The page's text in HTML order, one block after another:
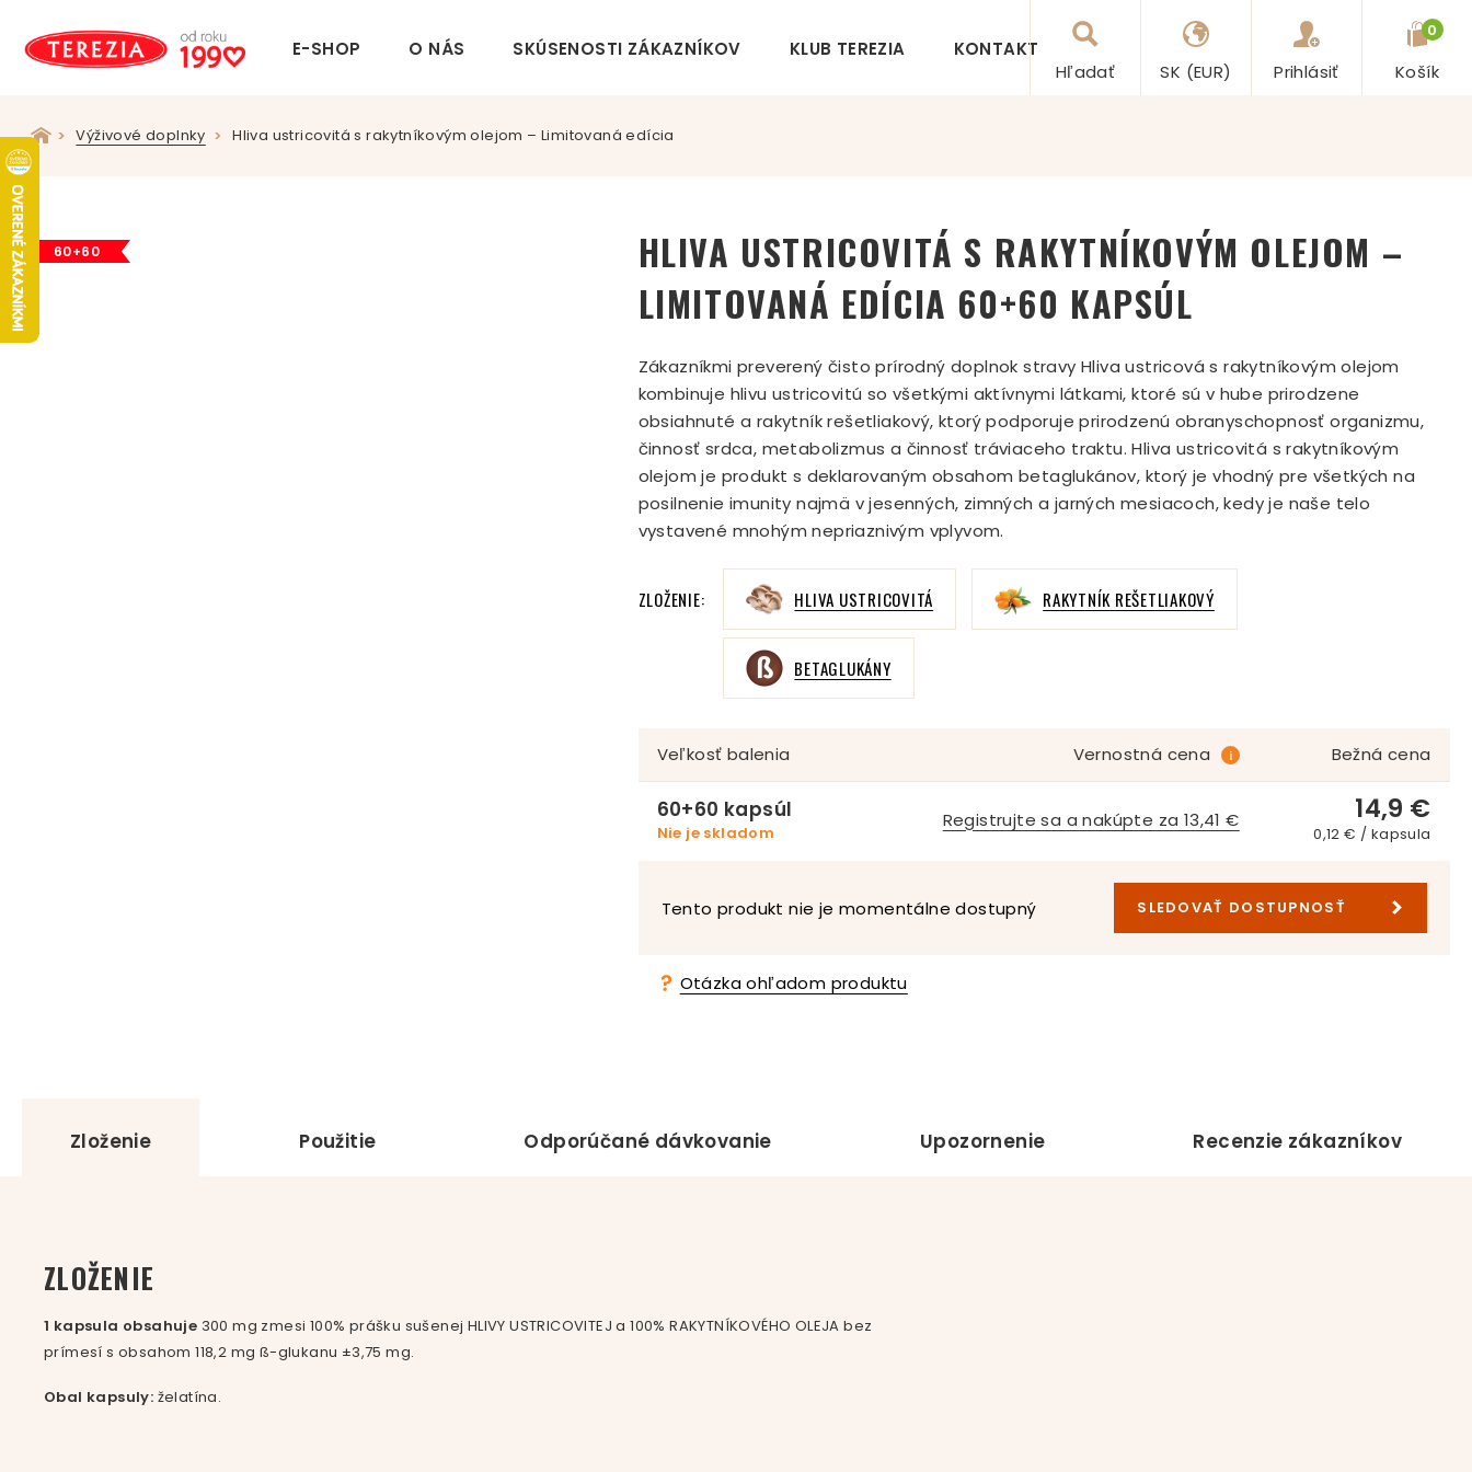
E-SHOP O NÁS SKÚSENOSTI ZÁKAZNÍKOV KLUB TEREZIA
KONTAKT
Hľadať
SK (EUR) Prihlásiť Košík
0
Výživové doplnky Hliva ustricovitá s rakytníkovým olejom – Limitovaná edícia
60+60
HLIVA USTRICOVITÁ S RAKYTNÍKOVÝM OLEJOM –
LIMITOVANÁ EDÍCIA 60+60 KAPSÚL
Zákazníkmi preverený čisto prírodný doplnok stravy Hliva ustricová s rakytníkovým olejom
kombinuje hlivu ustricovitú so všetkými aktívnymi látkami, ktoré sú v hube prirodzene
obsiahnuté a rakytník rešetliakový, ktorý podporuje prirodzenú obranyschopnosť organizmu,
činnosť srdca, metabolizmus a činnosť tráviaceho traktu. Hliva ustricovitá s rakytníkovým
olejom je produkt s deklarovaným obsahom betaglukánov, ktorý je vhodný pre všetkých na
posilnenie imunity najmä v jesenných, zimných a jarných mesiacoch, kedy je naše telo
vystavené mnohým nepriaznivým vplyvom.
ZLOŽENIE: HLIVA USTRICOVITÁ RAKYTNÍK REŠETLIAKOVÝ
BETAGLUKÁNY
Veľkosť balenia Vernostná cena i Bežná cena
60+60 kapsúl
Nie je skladom
Registrujte sa a nakúpte za 13,41 € 14,9 €
0,12 € / kapsula
Tento produkt nie je momentálne dostupný SLEDOVAŤ DOSTUPNOSŤ
Otázka ohľadom produktu
Zloženie Použitie Odporúčané dávkovanie Upozornenie Recenzie zákazníkov
ZLOŽENIE
1 kapsula obsahuje 300 mg zmesi 100% prášku sušenej HLIVY USTRICOVITEJ a 100% RAKYTNÍKOVÉHO OLEJA bez
prímesí s obsahom 118,2 mg ß-glukanu ±3,75 mg.
Obal kapsuly: želatína.